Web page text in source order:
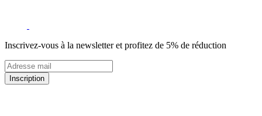
Inscrivez-vous à la newsletter et profitez de 5% de réduction
Inscription